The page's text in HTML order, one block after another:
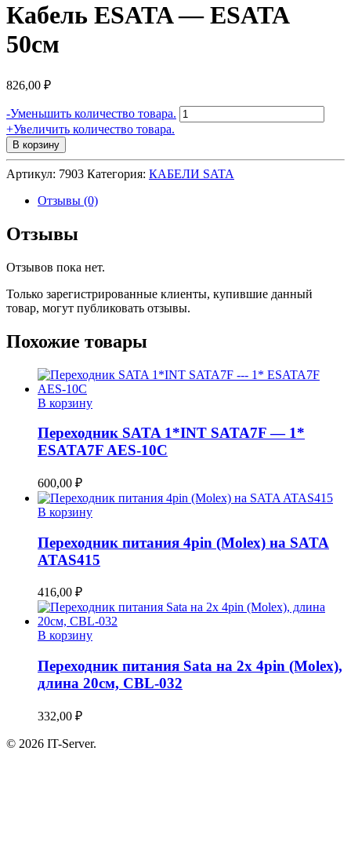
Кабель ESATA — ESATA
50см
826,00 ₽
-Уменьшить количество товара. Количество
товара
-
-
+Увеличить количество товара.
В корзину
Артикул: 7903 Категория: КАБЕЛИ SATA
Отзывы (0)
Отзывы
Отзывов пока нет.
Только зарегистрированные клиенты, купившие данный
товар, могут публиковать отзывы.
Похожие товары
В корзину
Переходник SATA 1*INT SATA7F — 1*
ESATA7F AES-10C
600,00 ₽
В корзину
Переходник питания 4pin (Molex) на SATA
ATAS415
416,00 ₽
В корзину
Переходник питания Sata на 2x 4pin (Molex),
длина 20см, CBL-032
332,00 ₽
© 2026 IT-Server.